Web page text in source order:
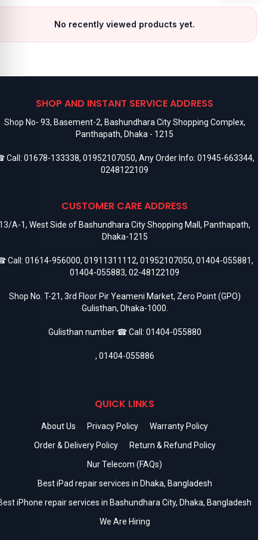
No recently viewed products yet.
SHOP AND INSTANT SERVICE ADDRESS
Shop No- 93, Basement-2, Bashundhara City Shopping Complex,
Panthapath, Dhaka - 1215
Call: 01678-133338, 01952107050, Any Order Info: 01945-663344,
0248122109
CUSTOMER CARE ADDRESS
A-1, West Side of Bashundhara City Shopping Mall, Panthapath,
Dhaka-1215
Call: 01614-956000, 01911311112, 01952107050, 01404-055881,
01404-055883, 02-48122109
Shop No. T-21, 3rd Floor Pir Yeameni Market, Zero Point (GPO)
Gulisthan, Dhaka-1000.
Gulisthan number ☎ Call: 01404-055880
, 01404-055886
QUICK LINKS
About Us Privacy Policy
Warranty Policy
Order & Delivery Policy
Return & Refund Policy
Nur Telecom (FAQs)
Best iPad repair services in Dhaka, Bangladesh
iPhone repair services in Bashundhara City, Dhaka, Bangladesh
We Are Hiring